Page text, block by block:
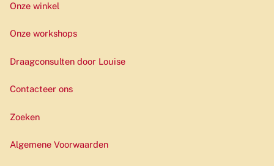
Onze winkel
Onze workshops
Draagconsulten door Louise
Contacteer ons
Zoeken
Algemene Voorwaarden